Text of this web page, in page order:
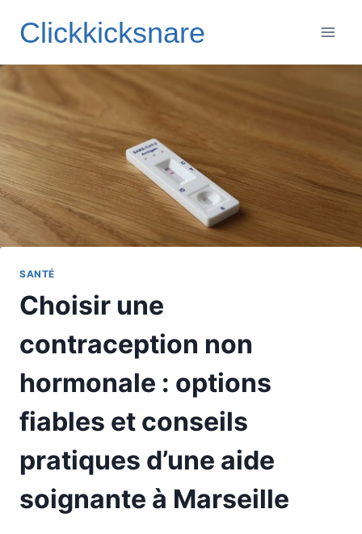
Clickkicksnare
SANTÉ
Choisir une
contraception non
hormonale : options
fiables et conseils
pratiques d’une aide
soignante à Marseille